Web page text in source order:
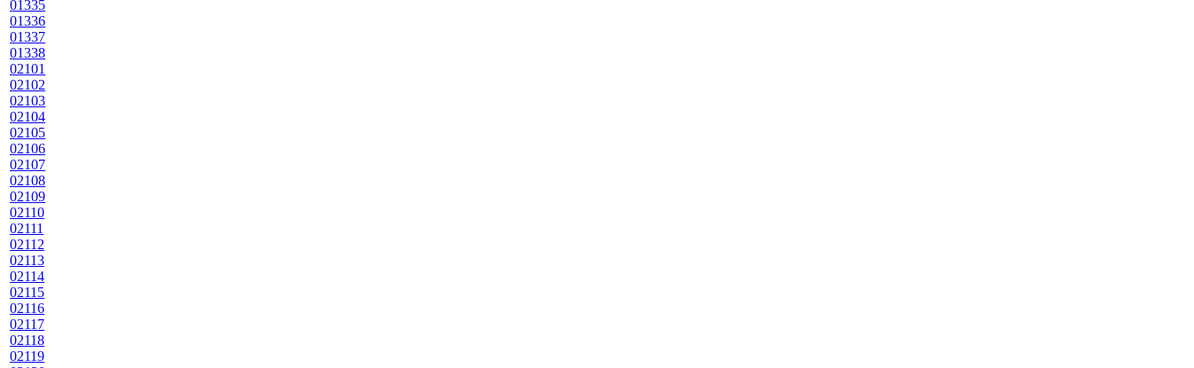
01335
01336
01337
01338
02101
02102
02103
02104
02105
02106
02107
02108
02109
02110
02111
02112
02113
02114
02115
02116
02117
02118
02119